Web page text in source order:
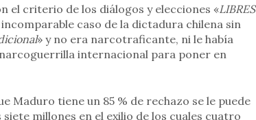
el criterio de los diálogos y elecciones «LIBRES
caso de la dictadura chilena sin
» y no era narcotraficante, ni le había
internacional para poner en
Maduro tiene un 85 % de rechazo se le puede
millones en el exilio de los cuales cuatro